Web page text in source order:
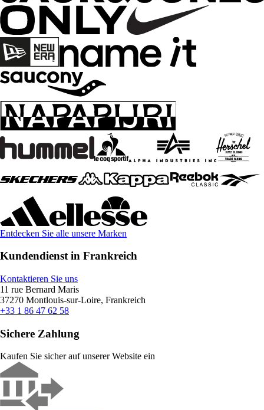
Entdecken Sie alle unsere Marken
Kundendienst in Frankreich
Kontaktieren Sie uns
11 rue Bernard Maris
37270 Montlouis-sur-Loire, Frankreich
+33 1 86 47 62 58
Sichere Zahlung
Kaufen Sie sicher auf unserer Website ein